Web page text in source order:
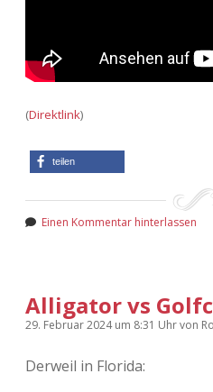
(Direktlink)
teilen
Einen Kommentar hinterlassen
Alligator vs
29. Februar 2024um 8:31 Uhrvon
Derweil in Florida: